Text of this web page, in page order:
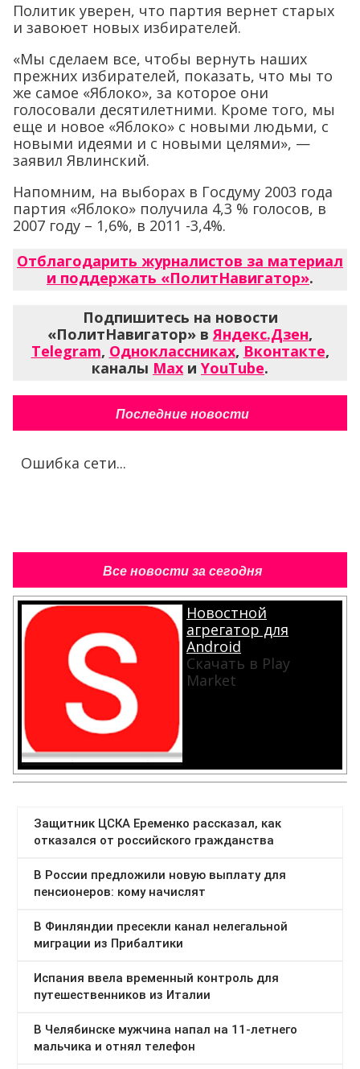
Политик уверен, что партия вернет старых
и завоюет новых избирателей.
«Мы сделаем все, чтобы вернуть наших
прежних избирателей, показать, что мы то
же самое «Яблоко», за которое они
голосовали десятилетними. Кроме того, мы
еще и новое «Яблоко» с новыми людьми, с
новыми идеями и с новыми целями», —
заявил Явлинский.
Напомним, на выборах в Госдуму 2003 года
партия «Яблоко» получила 4,3 % голосов, в
2007 году – 1,6%, в 2011 -3,4%.
Отблагодарить журналистов за материал
и поддержать «ПолитНавигатор».
Подпишитесь на новости
«ПолитНавигатор» вЯндекс.Дзен,
Telegram, Одноклассниках, Вконтакте,
каналы Max и YouTube.
Последние новости
Ошибка сети...
Все новости за сегодня
Новостной
агрегатор для
Android
Скачать в Play
Market